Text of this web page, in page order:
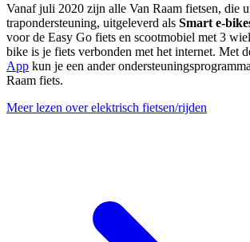
Vanaf juli 2020 zijn alle Van Raam fietsen, die
trapondersteuning, uitgeleverd als Smart e-
voor de Easy Go fiets en scootmobiel met 3
bike is je fiets verbonden met het internet. Met
App kun je een ander
Raam fiets.
Meer lezen over elektrisch fietsen/rijden